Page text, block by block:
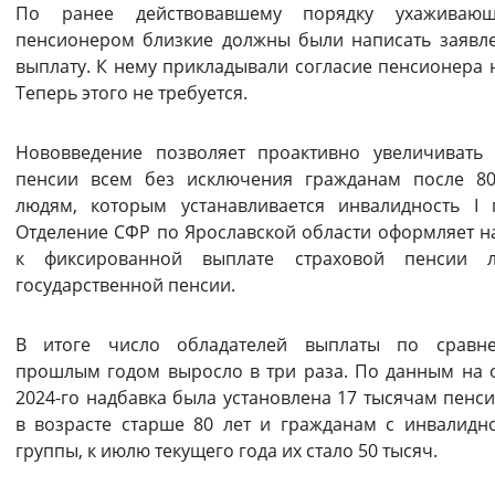
Изображения
Включены Выключены
Воспроизвести Остановить
Вернуть стандартные настройки
По ранее действовавшему порядку
пенсионером близкие должны были написать
выплату. К нему прикладывали согласие пенсионера
Теперь этого не требуется.
Нововведение позволяет проактивно увеличивать
пенсии всем без исключения гражданам после
людям, которым устанавливается инвалидность I
Отделение СФР по Ярославской области оформляет
к фиксированной выплате страховой пенсии
государственной пенсии.
В итоге число обладателей выплаты по
прошлым годом выросло в три раза. По данным на
2024-го надбавка была установлена 17 тысячам
в возрасте старше 80 лет и гражданам с
группы, к июлю текущего года их стало 50 тысяч.